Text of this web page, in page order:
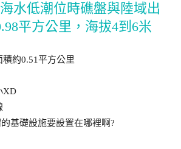
水低潮位時礁盤與陸域出
平方公里，海拔4到6米
約0.51平方公里
XD
基礎設施要設置在哪裡啊?